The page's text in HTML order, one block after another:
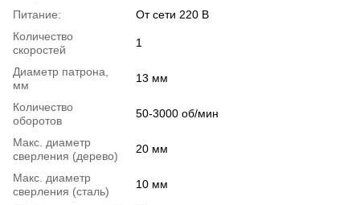
Питание:
От сети 220 В
Количество
скоростей
1
Диаметр патрона,
мм
13 мм
Количество
оборотов
50-3000 об/мин
Макс. диаметр
сверления (дерево)
20 мм
Макс. диаметр
сверления (сталь)
10 мм